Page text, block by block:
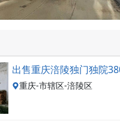
出售重庆涪陵独门独院
重庆-市辖区-涪陵区